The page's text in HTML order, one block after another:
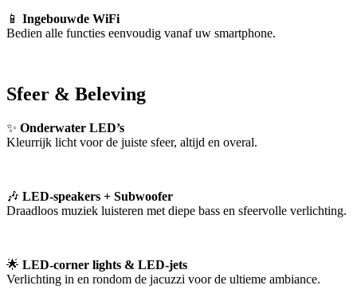
📱 Ingebouwde WiFi
Bedien alle functies eenvoudig vanaf uw smartphone.
Sfeer & Beleving
✨ Onderwater LED’s
Kleurrijk licht voor de juiste sfeer, altijd en overal.
🎶 LED-speakers + Subwoofer
Draadloos muziek luisteren met diepe bass en sfeervolle verlichting.
🌟 LED-corner lights & LED-jets
Verlichting in en rondom de jacuzzi voor de ultieme ambiance.